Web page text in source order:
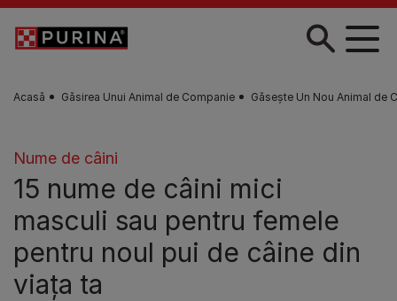
Skip to main content
Acasă Găsirea Unui Animal de Companie Găsește Un Nou Animal de
Nume de câini
15 nume de câini mici
masculi sau pentru femele
pentru noul pui de câine din
viața ta